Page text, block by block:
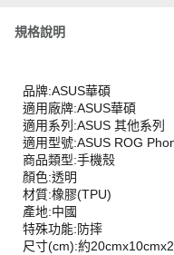
規格說明
品牌:ASUS華碩
適用廠牌:ASUS華碩
適用系列:ASUS 其他系列
適用型號:ASUS ROG
商品類型:手機殼
顏色:透明
材質:橡膠(TPU)
產地:中國
特殊功能:防摔
尺寸(cm):約